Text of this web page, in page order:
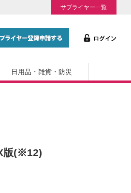
サプライヤー一覧
日用品・雑貨・防災
版(※12)